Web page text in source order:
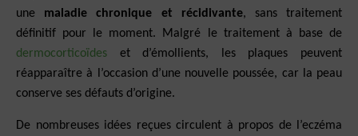
une maladie chronique et récidivante, sans traitement
définitif pour le moment. Malgré le traitement à base de
dermocorticoïdes et d’émollients, les plaques peuvent
réapparaître à l’occasion d’une nouvelle poussée, car la peau
conserve ses défauts d’origine.
De nombreuses idées reçues circulent à propos de l’eczéma